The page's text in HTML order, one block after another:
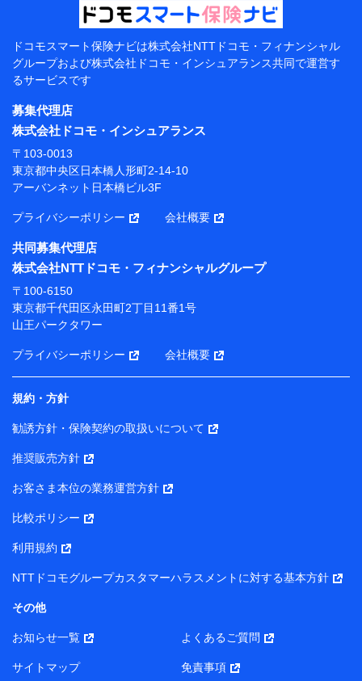
電子的・電磁的方法等
【共同して利用する者の範囲】
当社
株式会社NTTドコモ・フィナンシャルグループ
【利用目的】
当社または株式会社NTTドコモ・フィナンシャルグルー
プが提供する保険関連サービスにおけるユーザー登録受
付および管理のため
当社または株式会社NTTドコモ・フィナンシャルグルー
携会社の保険その他に関する情報を提供するため、また
維持管理等の委託業務遂行のため、またそれらに付帯、
関連する当社または株式会社NTTドコモ・フィナンシャ
ルグループおよび提携会社のサービスを案内、提供する
ため
（各サービスで取得したサービス利用履歴、ウェブサイ
トの閲覧履歴、購買履歴、ご契約内容等のパーソナルデ
ータを分析して、お客さまの趣味・嗜好・傾向に応じた
サービス・商品等に関するご提案や広告の配信等を行う
ことがあります。）
各種セミナーの開催のため
コンサルティングサービスの実施のため
アンケートやキャンペーン等の実施のため
上記に係る案内・手続き・管理等付帯業務を行うため
所・代表者名】
り）
株式会社NTTドコモ・フィナンシャルグループ 代表取締役
社長 廣井 孝史
東京都中央区日本橋人形町2-14-10 アーバンネット日本橋
株式会社ドコモ・インシュアランス 代表取締役社長 吉
村 忠義
ドコモスマート保険ナビは株式会社NTTドコモ・フィナンシャル
グループおよび株式会社ドコモ・インシュアランス共同で運営す
るサービスです
募集代理店
株式会社ドコモ・インシュアランス
〒103-0013
東京都中央区日本橋人形町2-14-10
アーバンネット日本橋ビル3F
プライバシーポリシー 会社概要
共同募集代理店
株式会社NTTドコモ・フィナンシャルグループ
〒100-6150
東京都千代田区永田町2丁目11番1号
山王パークタワー
プライバシーポリシー 会社概要
規約・方針
勧誘方針・保険契約の取扱いについて
推奨販売方針
お客さま本位の業務運営方針
比較ポリシー
利用規約
NTTドコモグループカスタマーハラスメントに対する基本方針
その他
お知らせ一覧 よくあるご質問
サイトマップ 免責事項